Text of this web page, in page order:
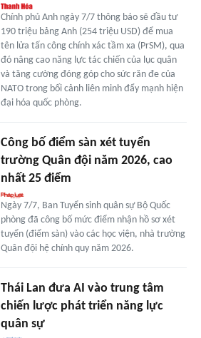
Chính phủ Anh ngày 7/7 thông báo sẽ đầu tư
190 triệu bảng Anh (254 triệu USD) để mua
tên lửa tấn công chính xác tầm xa (PrSM), qua
đó nâng cao năng lực tác chiến của lục quân
và tăng cường đóng góp cho sức răn đe của
NATO trong bối cảnh liên minh đẩy mạnh hiện
đại hóa quốc phòng.
Công bố điểm sàn xét tuyển
trường Quân đội năm 2026, cao
nhất 25 điểm
Ngày 7/7, Ban Tuyển sinh quân sự Bộ Quốc
phòng đã công bố mức điểm nhận hồ sơ xét
tuyển (điểm sàn) vào các học viện, nhà trường
Quân đội hệ chính quy năm 2026.
Thái Lan đưa AI vào trung tâm
chiến lược phát triển năng lực
quân sự